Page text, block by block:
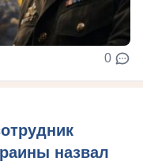
0
назвал